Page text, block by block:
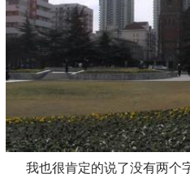
我也很肯定的说了没有两个